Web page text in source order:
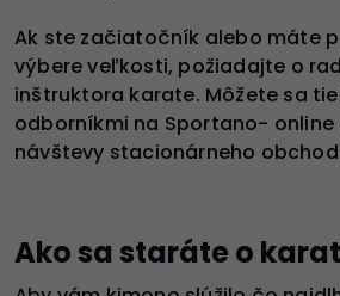
Ak ste začiatočník alebo máte
výbere veľkosti, požiadajte o
inštruktora karate. Môžete sa
odborníkmi na Sportano-
návštevy stacionárneho
Ako sa staráte o